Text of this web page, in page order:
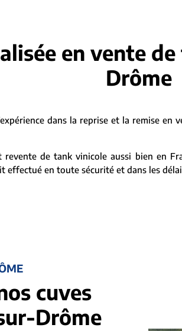
en vente
Drôme
dans la reprise et la remise en
de tank vinicole aussi bien en
effectué en toute sécurité et dans les
cuves
Drôme